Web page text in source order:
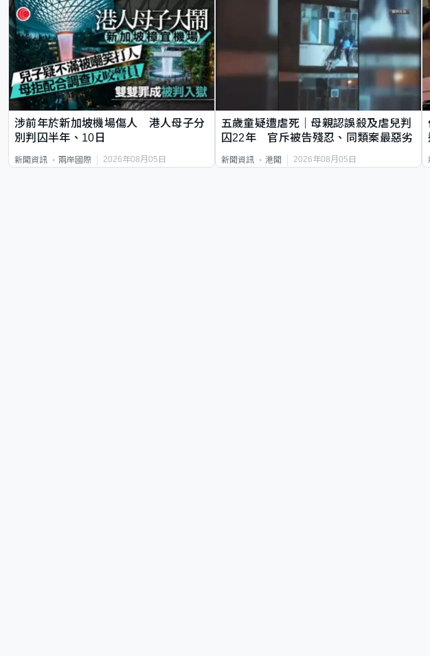
涉前年於新加坡機場傷人 港人母子分
別判囚半年、10日
新聞資訊 兩岸國際 2026年08月05日
五歲童疑遭虐死｜母親認誤殺及虐兒判
囚22年 官斥被告殘忍、同類案最惡劣
新聞資訊 港聞 2026年08月05日